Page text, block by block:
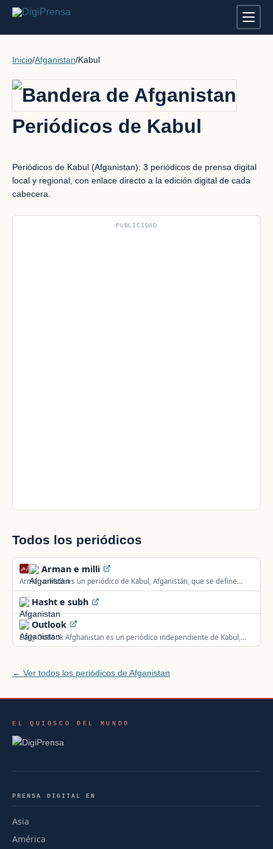
Inicio/Afganistan/Kabul
Periódicos de Kabul
Periódicos de Kabul (Afganistan): 3 periódicos de prensa digital
local y regional, con enlace directo a la edición digital de cada
cabecera.
PUBLICIDAD
Todos los periódicos
Arman e milli
Arman e Melli es un periódico de Kabul, Afganistán, que se define
como libre e independiente.
Hasht e subh
Outlook
Daily Outlook Afghanistan es un periódico independiente de Kabul,
Afganistán.
← Ver todos los periódicos de Afganistan
EL QUIOSCO DEL MUNDO
PRENSA DIGITAL EN
Asia
América